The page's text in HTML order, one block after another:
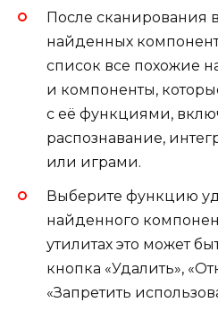
После сканирования
найденных
список все похожие
и компоненты,
с её функциями,
распознавание,
или играми.
Выберите функцию
найденного
утилитах это может
кнопка «Удалить»,
«Запретить